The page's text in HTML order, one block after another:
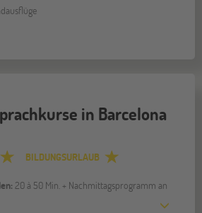
in Barcelona
BILDUNGSURLAUB
20 à 50 Min. + Nachmittagsprogramm an